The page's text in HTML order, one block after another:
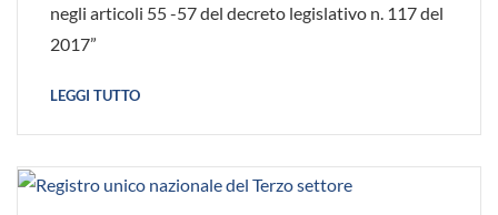
negli articoli 55 -57 del decreto legislativo n. 117 del
2017”
LEGGI TUTTO